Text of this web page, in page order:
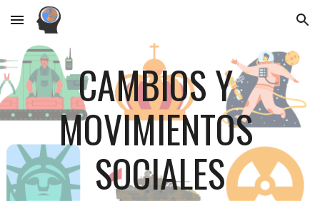
Skip to main content Skip to navigation
CAMBIOS Y
MOVIMIENTOS
SOCIALES